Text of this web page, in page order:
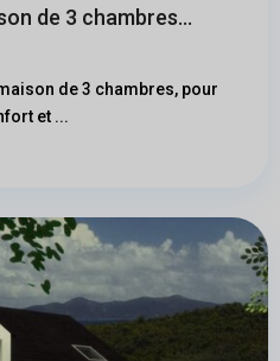
de 3 chambres...
de 3 chambres, pour
et ...